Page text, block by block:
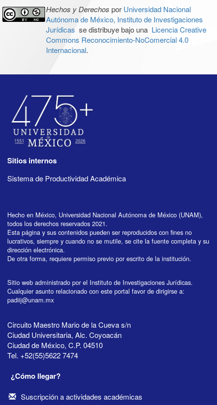
Hechos y Derechos por Universidad Nacional
Autónoma de México, Instituto de Investigaciones
Jurídicas se distribuye bajo una Licencia Creative
Commons Reconocimiento-NoComercial 4.0
Internacional.
Sitios internos
Sistema de Productividad Académica
Hecho en México, Universidad Nacional Autónoma de México (UNAM),
todos los derechos reservados 2021.
Esta página y sus contenidos pueden ser reproducidos con fines no
lucrativos, siempre y cuando no se mutile, se cite la fuente completa y su
dirección electrónica.
De otra forma, requiere permiso previo por escrito de la institución.
Sitio web administrado por el Instituto de Investigaciones Jurídicas.
Cualquier asunto relacionado con este portal favor de dirigirse a:
padiij@unam.mx
Circuito Maestro Mario de la Cueva s/n
Ciudad Universitaria, Alc. Coyoacán
Ciudad de México, C.P. 04510
Tel. +52(55)5622 7474
¿Cómo llegar?
Suscripción a actividades académicas